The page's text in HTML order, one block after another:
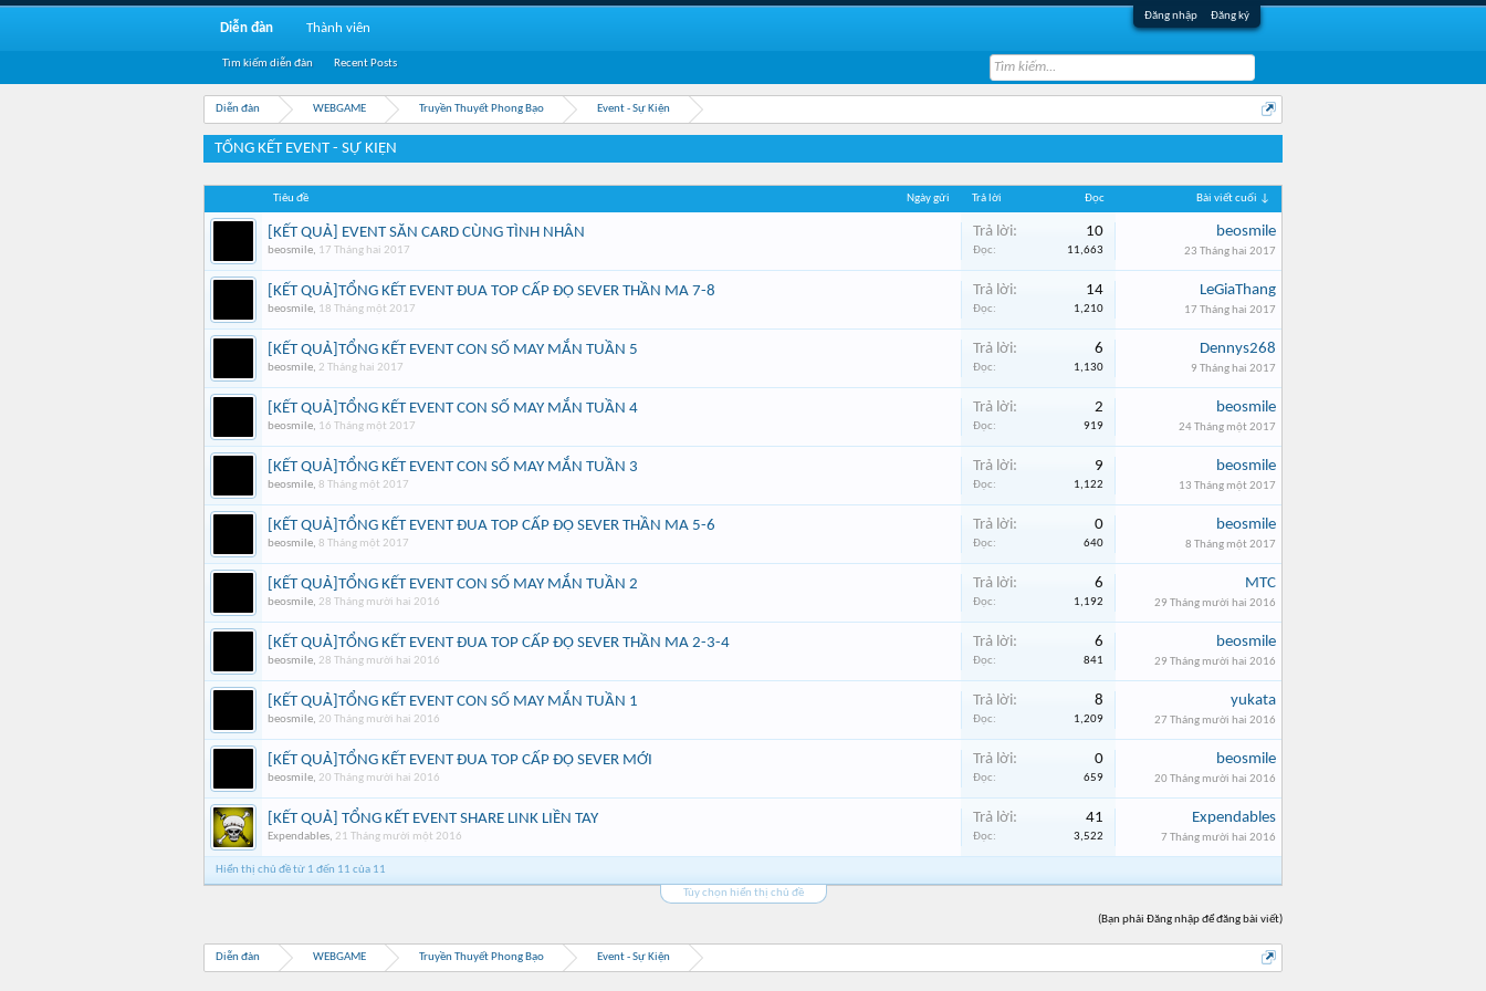
Đăng nhập Đăng ký
Diễn đàn WEBGAME Truyền Thuyết Phong Bạo Event - Sự Kiện
TỔNG KẾT EVENT - SỰ KIỆN
Tiêu đề Ngày gửi Trả lời Đọc Bài viết cuối ↓
[KẾT QUẢ] EVENT SĂN CARD CÙNG TÌNH NHÂN
beosmile, 17 Tháng hai 2017
Trả lời: 10
Đọc: 11,663
beosmile
23 Tháng hai 2017
[KẾT QUẢ]TỔNG KẾT EVENT ĐUA TOP CẤP ĐỘ SEVER THẦN MA 7-8
beosmile, 18 Tháng một 2017
Trả lời: 14
Đọc: 1,210
LeGiaThang
17 Tháng hai 2017
[KẾT QUẢ]TỔNG KẾT EVENT CON SỐ MAY MẮN TUẦN 5
beosmile, 2 Tháng hai 2017
Trả lời: 6
Đọc: 1,130
Dennys268
9 Tháng hai 2017
[KẾT QUẢ]TỔNG KẾT EVENT CON SỐ MAY MẮN TUẦN 4
beosmile, 16 Tháng một 2017
Trả lời: 2
Đọc: 919
beosmile
24 Tháng một 2017
[KẾT QUẢ]TỔNG KẾT EVENT CON SỐ MAY MẮN TUẦN 3
beosmile, 8 Tháng một 2017
Trả lời: 9
Đọc: 1,122
beosmile
13 Tháng một 2017
[KẾT QUẢ]TỔNG KẾT EVENT ĐUA TOP CẤP ĐỘ SEVER THẦN MA 5-6
beosmile, 8 Tháng một 2017
Trả lời: 0
Đọc: 640
beosmile
8 Tháng một 2017
[KẾT QUẢ]TỔNG KẾT EVENT CON SỐ MAY MẮN TUẦN 2
beosmile, 28 Tháng mười hai 2016
Trả lời: 6
Đọc: 1,192
MTC
29 Tháng mười hai 2016
[KẾT QUẢ]TỔNG KẾT EVENT ĐUA TOP CẤP ĐỘ SEVER THẦN MA 2-3-4
beosmile, 28 Tháng mười hai 2016
Trả lời: 6
Đọc: 841
beosmile
29 Tháng mười hai 2016
[KẾT QUẢ]TỔNG KẾT EVENT CON SỐ MAY MẮN TUẦN 1
beosmile, 20 Tháng mười hai 2016
Trả lời: 8
Đọc: 1,209
yukata
27 Tháng mười hai 2016
[KẾT QUẢ]TỔNG KẾT EVENT ĐUA TOP CẤP ĐỘ SEVER MỚI
beosmile, 20 Tháng mười hai 2016
Trả lời: 0
Đọc: 659
beosmile
20 Tháng mười hai 2016
[KẾT QUẢ] TỔNG KẾT EVENT SHARE LINK LIỀN TAY
Expendables, 21 Tháng mười một 2016
Trả lời: 41
Đọc: 3,522
Expendables
7 Tháng mười hai 2016
Hiển thị chủ đề từ 1 đến 11 của 11
Tùy chọn hiển thị chủ đề
(Bạn phải Đăng nhập để đăng bài viết)
Diễn đàn WEBGAME Truyền Thuyết Phong Bạo Event - Sự Kiện
Diễn đàn
Tìm kiếm diễn đàn Recent Posts
Thành viên